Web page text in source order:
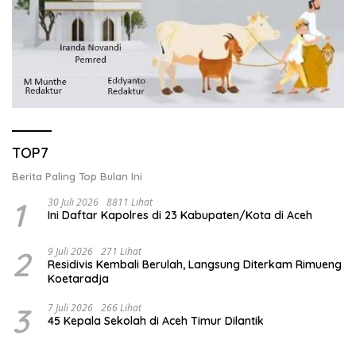
TOP7
Berita Paling Top Bulan Ini
1 30 Juli 2026 8811 Lihat
Ini Daftar Kapolres di 23 Kabupaten/Kota di Aceh
2 9 Juli 2026 271 Lihat
Residivis Kembali Berulah, Langsung Diterkam Rimueng
Koetaradja
3 7 Juli 2026 266 Lihat
45 Kepala Sekolah di Aceh Timur Dilantik